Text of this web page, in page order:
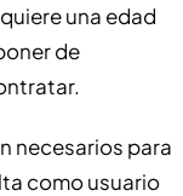
una edad
de
necesarios para
como usuario